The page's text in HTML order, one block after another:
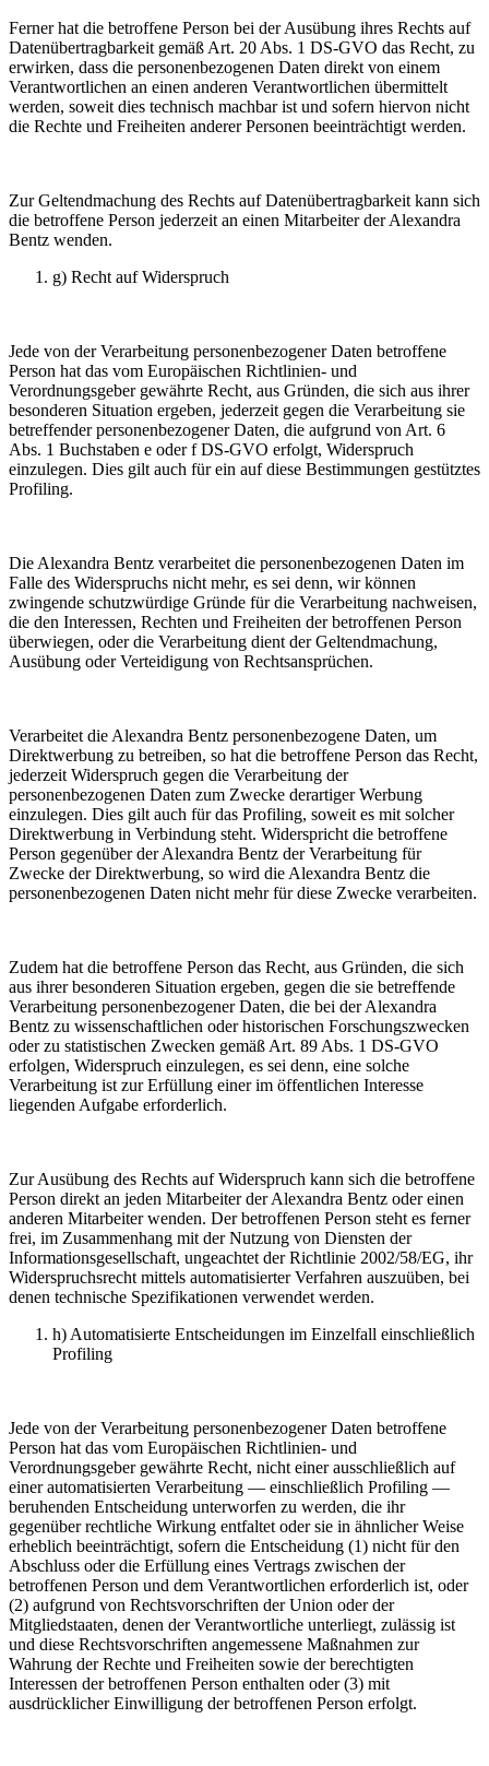
Ferner hat die betroffene Person bei der Ausübung ihres Rechts auf
Datenübertragbarkeit gemäß Art. 20 Abs. 1 DS-GVO das Recht, zu
erwirken, dass die personenbezogenen Daten direkt von einem
Verantwortlichen an einen anderen Verantwortlichen übermittelt
werden, soweit dies technisch machbar ist und sofern hiervon nicht
die Rechte und Freiheiten anderer Personen beeinträchtigt werden.
Zur Geltendmachung des Rechts auf Datenübertragbarkeit kann sich
die betroffene Person jederzeit an einen Mitarbeiter der Alexandra
Bentz wenden.
g) Recht auf Widerspruch
Jede von der Verarbeitung personenbezogener Daten betroffene
Person hat das vom Europäischen Richtlinien- und
Verordnungsgeber gewährte Recht, aus Gründen, die sich aus ihrer
besonderen Situation ergeben, jederzeit gegen die Verarbeitung sie
betreffender personenbezogener Daten, die aufgrund von Art. 6
Abs. 1 Buchstaben e oder f DS-GVO erfolgt, Widerspruch
einzulegen. Dies gilt auch für ein auf diese Bestimmungen gestütztes
Profiling.
Die Alexandra Bentz verarbeitet die personenbezogenen Daten im
Falle des Widerspruchs nicht mehr, es sei denn, wir können
zwingende schutzwürdige Gründe für die Verarbeitung nachweisen,
die den Interessen, Rechten und Freiheiten der betroffenen Person
überwiegen, oder die Verarbeitung dient der Geltendmachung,
Ausübung oder Verteidigung von Rechtsansprüchen.
Verarbeitet die Alexandra Bentz personenbezogene Daten, um
Direktwerbung zu betreiben, so hat die betroffene Person das Recht,
jederzeit Widerspruch gegen die Verarbeitung der
personenbezogenen Daten zum Zwecke derartiger Werbung
einzulegen. Dies gilt auch für das Profiling, soweit es mit solcher
Direktwerbung in Verbindung steht. Widerspricht die betroffene
Person gegenüber der Alexandra Bentz der Verarbeitung für
Zwecke der Direktwerbung, so wird die Alexandra Bentz die
personenbezogenen Daten nicht mehr für diese Zwecke verarbeiten.
Zudem hat die betroffene Person das Recht, aus Gründen, die sich
aus ihrer besonderen Situation ergeben, gegen die sie betreffende
Verarbeitung personenbezogener Daten, die bei der Alexandra
Bentz zu wissenschaftlichen oder historischen Forschungszwecken
oder zu statistischen Zwecken gemäß Art. 89 Abs. 1 DS-GVO
erfolgen, Widerspruch einzulegen, es sei denn, eine solche
Verarbeitung ist zur Erfüllung einer im öffentlichen Interesse
liegenden Aufgabe erforderlich.
Zur Ausübung des Rechts auf Widerspruch kann sich die betroffene
Person direkt an jeden Mitarbeiter der Alexandra Bentz oder einen
anderen Mitarbeiter wenden. Der betroffenen Person steht es ferner
frei, im Zusammenhang mit der Nutzung von Diensten der
Informationsgesellschaft, ungeachtet der Richtlinie 2002/58/EG, ihr
Widerspruchsrecht mittels automatisierter Verfahren auszuüben, bei
denen technische Spezifikationen verwendet werden.
h) Automatisierte Entscheidungen im Einzelfall einschließlich
Profiling
Jede von der Verarbeitung personenbezogener Daten betroffene
Person hat das vom Europäischen Richtlinien- und
Verordnungsgeber gewährte Recht, nicht einer ausschließlich auf
einer automatisierten Verarbeitung — einschließlich Profiling —
beruhenden Entscheidung unterworfen zu werden, die ihr
gegenüber rechtliche Wirkung entfaltet oder sie in ähnlicher Weise
erheblich beeinträchtigt, sofern die Entscheidung (1) nicht für den
Abschluss oder die Erfüllung eines Vertrags zwischen der
betroffenen Person und dem Verantwortlichen erforderlich ist, oder
(2) aufgrund von Rechtsvorschriften der Union oder der
Mitgliedstaaten, denen der Verantwortliche unterliegt, zulässig ist
und diese Rechtsvorschriften angemessene Maßnahmen zur
Wahrung der Rechte und Freiheiten sowie der berechtigten
Interessen der betroffenen Person enthalten oder (3) mit
ausdrücklicher Einwilligung der betroffenen Person erfolgt.